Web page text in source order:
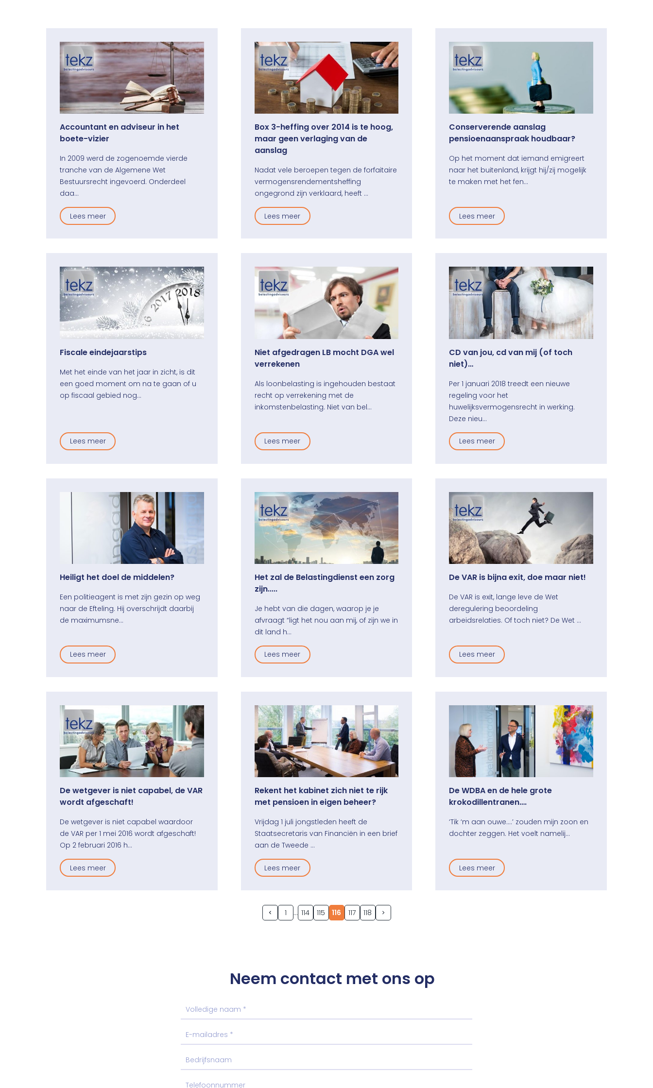
Accountant en adviseur in het
boete-vizier
In 2009 werd de zogenoemde vierde
tranche van de Algemene Wet
Bestuursrecht ingevoerd. Onderdeel
daa…
Lees meer
Box 3-heffing over 2014 is te hoog,
maar geen verlaging van de
aanslag
Nadat vele beroepen tegen de forfaitaire
vermogensrendementsheffing
ongegrond zijn verklaard, heeft …
Lees meer
Conserverende aanslag
pensioenaanspraak houdbaar?
Op het moment dat iemand emigreert
naar het buitenland, krijgt hij/zij mogelijk
te maken met het fen…
Lees meer
Fiscale eindejaarstips
Met het einde van het jaar in zicht, is dit
een goed moment om na te gaan of u
op fiscaal gebied nog…
Lees meer
Niet afgedragen LB mocht DGA wel
verrekenen
Als loonbelasting is ingehouden bestaat
recht op verrekening met de
inkomstenbelasting. Niet van bel…
Lees meer
CD van jou, cd van mij (of toch
niet)…
Per 1 januari 2018 treedt een nieuwe
regeling voor het
huwelijksvermogensrecht in werking.
Deze nieu…
Lees meer
Heiligt het doel de middelen?
Een politieagent is met zijn gezin op weg
naar de Efteling. Hij overschrijdt daarbij
de maximumsne…
Lees meer
Het zal de Belastingdienst een zorg
zijn.....
Je hebt van die dagen, waarop je je
afvraagt “ligt het nou aan mij, of zijn we in
dit land h…
Lees meer
De VAR is bijna exit, doe maar niet!
De VAR is exit, lange leve de Wet
deregulering beoordeling
arbeidsrelaties. Of toch niet? De Wet …
Lees meer
De wetgever is niet capabel, de VAR
wordt afgeschaft!
De wetgever is niet capabel waardoor
de VAR per 1 mei 2016 wordt afgeschaft!
Op 2 februari 2016 h…
Lees meer
Rekent het kabinet zich niet te rijk
met pensioen in eigen beheer?
Vrijdag 1 juli jongstleden heeft de
Staatsecretaris van Financiën in een brief
aan de Tweede …
Lees meer
De WDBA en de hele grote
krokodillentranen….
‘Tik ‘m aan ouwe….’ zouden mijn zoon en
dochter zeggen. Het voelt namelij…
Lees meer
1 114 115 116 117 118
Neem contact met ons op